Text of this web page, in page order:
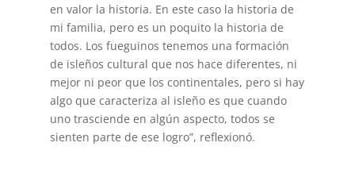
en valor la historia. En este caso la historia de
mi familia, pero es un poquito la historia de
todos. Los fueguinos tenemos una formación
de isleños cultural que nos hace diferentes, ni
mejor ni peor que los continentales, pero si hay
algo que caracteriza al isleño es que cuando
uno trasciende en algún aspecto, todos se
sienten parte de ese logro”, reflexionó.